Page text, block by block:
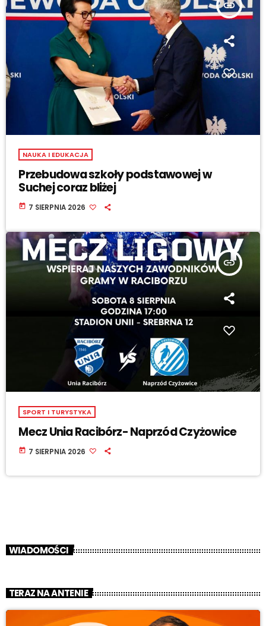
insert_link
NAUKA I EDUKACJA
Przebudowa szkoły podstawowej w
Suchej coraz bliżej
today 7 SIERPNIA 2026
insert_link
SPORT I TURYSTYKA
Mecz Unia Racibórz- Naprzód Czyżowice
today 7 SIERPNIA 2026
WIADOMOŚCI
TERAZ NA ANTENIE